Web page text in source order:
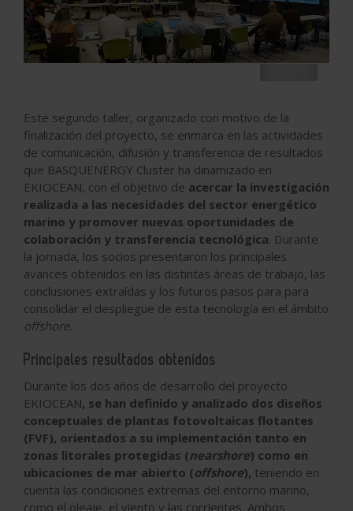
Este segundo taller, organizado con motivo de la
finalización del proyecto, se enmarca en las actividades
de comunicación, difusión y transferencia de resultados
que BASQUENERGY Cluster ha dinamizado en
EKIOCEAN, con el objetivo de acercar la investigación
realizada a las necesidades del sector energético
marino y promover nuevas oportunidades de
colaboración y transferencia tecnológica. Durante
la jornada, los socios presentaron los principales
avances obtenidos en las distintas áreas de trabajo, las
conclusiones extraídas y los futuros pasos para para
consolidar el despliegue de esta tecnología en el ámbito
offshore.
Principales resultados obtenidos
Durante los dos años de desarrollo del proyecto
EKIOCEAN, se han definido y analizado dos diseños
conceptuales de plantas fotovoltaicas flotantes
(FVF), orientados a su implementación tanto en
zonas litorales protegidas (nearshore) como en
ubicaciones de mar abierto (offshore), teniendo en
cuenta las condiciones extremas del entorno marino,
como el oleaje, el viento y las corrientes. Ambos